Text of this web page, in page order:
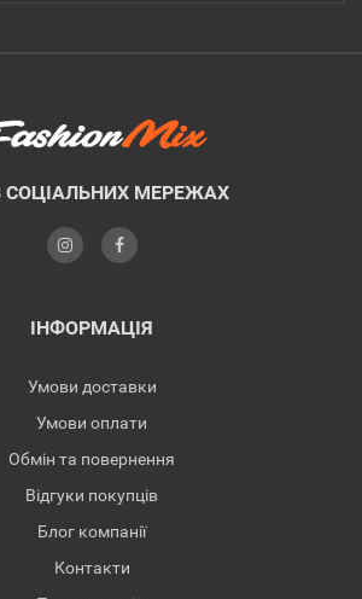
СОЦІАЛЬНИХ МЕРЕЖАХ
ІНФОРМАЦІЯ
Умови доставки
Умови оплати
Обмін та повернення
Відгуки покупців
Блог компанії
Контакти